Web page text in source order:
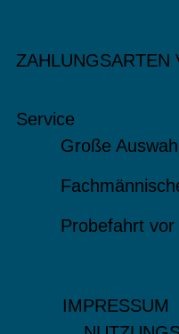
ZAHLUNGSARTEN
Service
Große
Probefahrt
IMPRESSUM